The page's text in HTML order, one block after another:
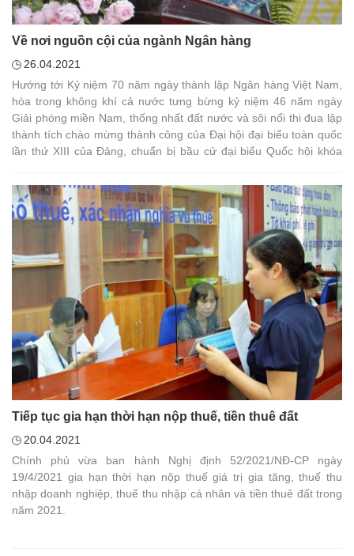
Về nơi nguồn cội của ngành Ngân hàng
26.04.2021
Hướng tới Kỷ niệm 70 năm ngày thành lập Ngân hàng Việt Nam,
hòa trong không khí cả nước tưng bừng kỷ niệm 46 năm ngày
Giải phóng miền Nam, thống nhất đất nước và sôi nổi thi đua lập
thành tích chào mừng thành công của Đại hội đại biểu toàn quốc
lần thứ XIII của Đảng, chuẩn bị bầu cử đại biểu Quốc hội khóa
ngày 24/4/2021, trên quê hương Tuyên Quang lịch sử, ngành
Ngân hàng Việt Nam tổ chức các hoạt động về nguồn. Đồng thời
tổ chức Lễ khánh thành công trình tôn tạo, mở rộng khu di tích
lịch sử ngành Ngân hàng tại thôn Tân Thành, xã Minh Thanh,
huyện Sơn Dương.
Tiếp tục gia hạn thời hạn nộp thuế, tiền thuê đất
20.04.2021
Chính phủ vừa ban hành Nghị định 52/2021/NĐ-CP ngày
19/4/2021 gia hạn thời hạn nộp thuế giá trị gia tăng, thuế thu
nhập doanh nghiệp, thuế thu nhập cá nhân và tiền thuê đất trong
năm 2021.